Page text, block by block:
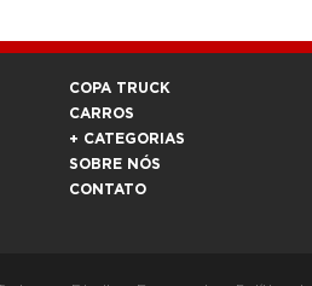
COPA TRUCK
CARROS
+ CATEGORIAS
SOBRE NÓS
CONTATO